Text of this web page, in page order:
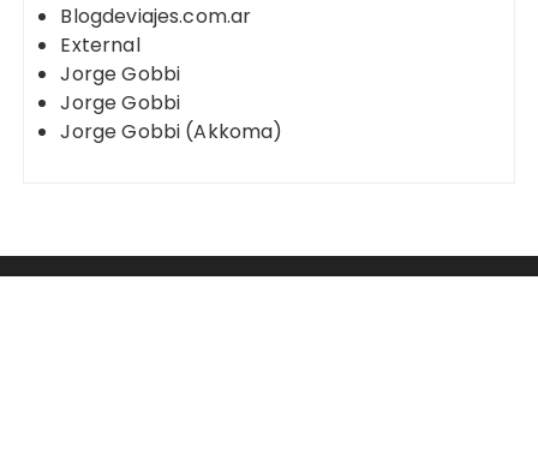
Blogdeviajes.com.ar
External
Jorge Gobbi
Jorge Gobbi
Jorge Gobbi (Akkoma)